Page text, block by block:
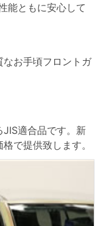
能ともに安心して
なお手頃フロントガ
適合品です。新
で提供致します。